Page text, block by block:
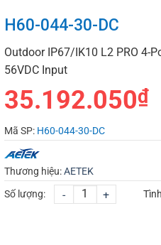
H60-044-30-DC
Outdoor IP67/IK10 L2 PRO 4-
56VDC Input
35.192.050₫
Mã SP: H60-044-30-DC
Thương hiệu:AETEK
Số lượng:
- +